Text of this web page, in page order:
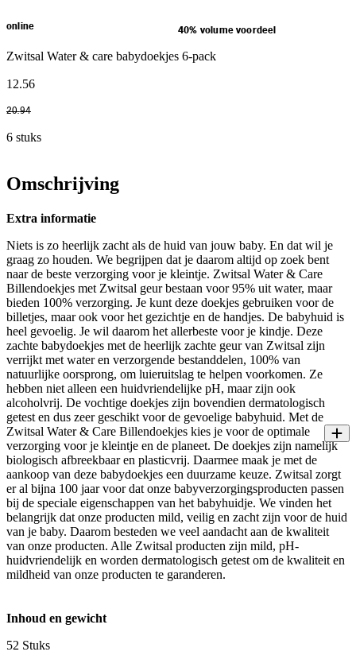
online 40% volume voordeel
Zwitsal Water & care babydoekjes 6-pack
12.56
20.94
6 stuks
Omschrijving
Extra informatie
Niets is zo heerlijk zacht als de huid van jouw baby. En dat wil je
graag zo houden. We begrijpen dat je daarom altijd op zoek bent
naar de beste verzorging voor je kleintje. Zwitsal Water & Care
Billendoekjes met Zwitsal geur bestaan voor 95% uit water, maar
bieden 100% verzorging. Je kunt deze doekjes gebruiken voor de
billetjes, maar ook voor het gezichtje en de handjes. De babyhuid is
heel gevoelig. Je wil daarom het allerbeste voor je kindje. Deze
zachte babydoekjes met de heerlijk zachte geur van Zwitsal zijn
verrijkt met water en verzorgende bestanddelen, 100% van
natuurlijke oorsprong, om luieruitslag te helpen voorkomen. Ze
hebben niet alleen een huidvriendelijke pH, maar zijn ook
alcoholvrij. De vochtige doekjes zijn bovendien dermatologisch
getest en dus zeer geschikt voor de gevoelige babyhuid. Met de
Zwitsal Water & Care Billendoekjes kies je voor de optimale
verzorging voor je kleintje en de planeet. De doekjes zijn namelijk
biologisch afbreekbaar en plasticvrij. Daarmee maak je met de
aankoop van deze babydoekjes een duurzame keuze. Zwitsal zorgt
er al bijna 100 jaar voor dat onze babyverzorgingsproducten passen
bij de speciale eigenschappen van het babyhuidje. We vinden het
belangrijk dat onze producten mild, veilig en zacht zijn voor de huid
van je baby. Daarom besteden we veel aandacht aan de kwaliteit
van onze producten. Alle Zwitsal producten zijn mild, pH-
huidvriendelijk en worden dermatologisch getest om de kwaliteit en
mildheid van onze producten te garanderen.
Inhoud en gewicht
52 Stuks